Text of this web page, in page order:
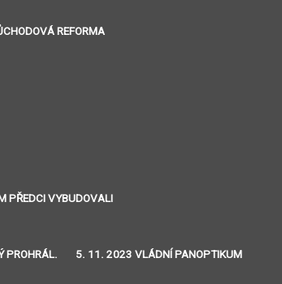
REFORMA
PŘEDCI VYBUDOVALI
PROHRÁL. 5. 11. 2023 VLÁDNÍ PANOPTIKUM